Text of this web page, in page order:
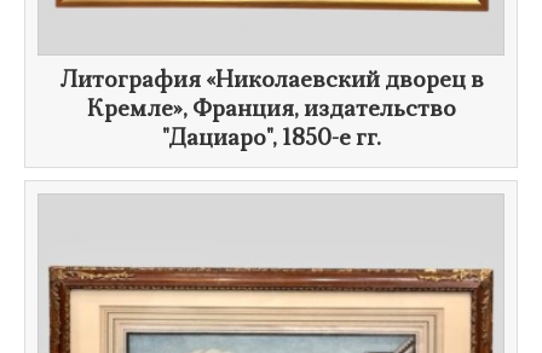
​Литография «Николаевский дворец в
Кремле», Франция, издательство
"Дациаро", 1850-е гг.